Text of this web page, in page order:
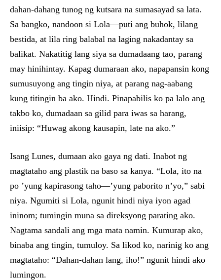
dahan-dahang tunog ng kutsara na sumasayad sa lata.
Sa bangko, nandoon si Lola—puti ang buhok, lilang
bestida, at lila ring balabal na laging nakadantay sa
balikat. Nakatitig lang siya sa dumadaang tao, parang
may hinihintay. Kapag dumaraan ako, napapansin kong
sumusuyong ang tingin niya, at parang nag-aabang
kung titingin ba ako. Hindi. Pinapabilis ko pa lalo ang
takbo ko, dumadaan sa gilid para iwas sa harang,
iniisip: “Huwag akong kausapin, late na ako.”
Isang Lunes, dumaan ako gaya ng dati. Inabot ng
magtataho ang plastik na baso sa kanya. “Lola, ito na
po ’yung kapirasong taho—’yung paborito n’yo,” sabi
niya. Ngumiti si Lola, ngunit hindi niya iyon agad
ininom; tumingin muna sa direksyong parating ako.
Nagtama sandali ang mga mata namin. Kumurap ako,
binaba ang tingin, tumuloy. Sa likod ko, narinig ko ang
magtataho: “Dahan-dahan lang, iho!” ngunit hindi ako
lumingon.